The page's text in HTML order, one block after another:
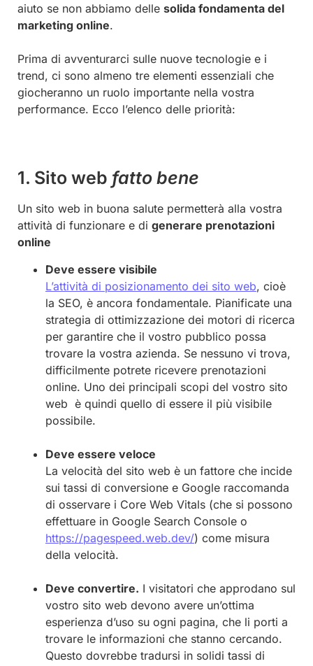
aiuto se non abbiamo delle solida fondamenta del
marketing online.
Prima di avventurarci sulle nuove tecnologie e i
trend, ci sono almeno tre elementi essenziali che
giocheranno un ruolo importante nella vostra
performance. Ecco l’elenco delle priorità:
1. Sito web fatto bene
Un sito web in buona salute permetterà alla vostra
attività di funzionare e di generare prenotazioni
online
Deve essere visibile
L’attività di posizionamento dei sito web, cioè
la SEO, è ancora fondamentale. Pianificate una
strategia di ottimizzazione dei motori di ricerca
per garantire che il vostro pubblico possa
trovare la vostra azienda. Se nessuno vi trova,
difficilmente potrete ricevere prenotazioni
online. Uno dei principali scopi del vostro sito
web è quindi quello di essere il più visibile
possibile.
Deve essere veloce
La velocità del sito web è un fattore che incide
sui tassi di conversione e Google raccomanda
di osservare i Core Web Vitals (che si possono
effettuare in Google Search Console o
https://pagespeed.web.dev/) come misura
della velocità.
Deve convertire. I visitatori che approdano sul
vostro sito web devono avere un’ottima
esperienza d’uso su ogni pagina, che li porti a
trovare le informazioni che stanno cercando.
Questo dovrebbe tradursi in solidi tassi di